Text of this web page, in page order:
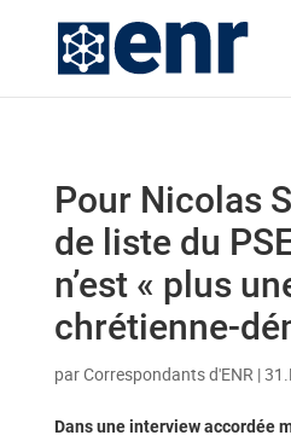
Pour Nicolas
de liste du
n’est « plus
chrétienne-
parCorrespondants d'ENR|
Dans une interview accordée